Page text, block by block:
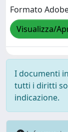
Formato
Visualizza/
I documenti
tutti i diritti
indicazione.